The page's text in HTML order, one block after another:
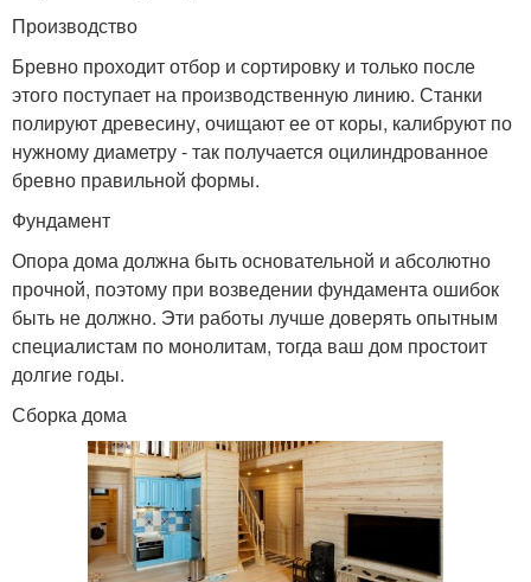
Производство
Бревно проходит отбор и сортировку и только после
этого поступает на производственную линию. Станки
полируют древесину, очищают ее от коры, калибруют по
нужному диаметру - так получается оцилиндрованное
бревно правильной формы.
Фундамент
Опора дома должна быть основательной и абсолютно
прочной, поэтому при возведении фундамента ошибок
быть не должно. Эти работы лучше доверять опытным
специалистам по монолитам, тогда ваш дом простоит
долгие годы.
Сборка дома